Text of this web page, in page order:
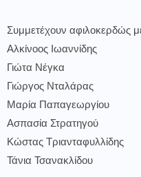
Συμμετέχουν αφιλοκερδώς
Αλκίνοος Ιωαννίδης
Γιώτα Νέγκα
Γιώργος Νταλάρας
Μαρία Παπαγεωργίου
Ασπασία Στρατηγού
Κώστας Τριανταφυλλίδης
Τάνια Τσανακλίδου